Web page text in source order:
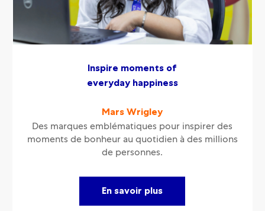
Inspire moments of
everyday happiness
Mars Wrigley
Des marques emblématiques pour inspirer des
moments de bonheur au quotidien à des millions
de personnes.
En savoir plus